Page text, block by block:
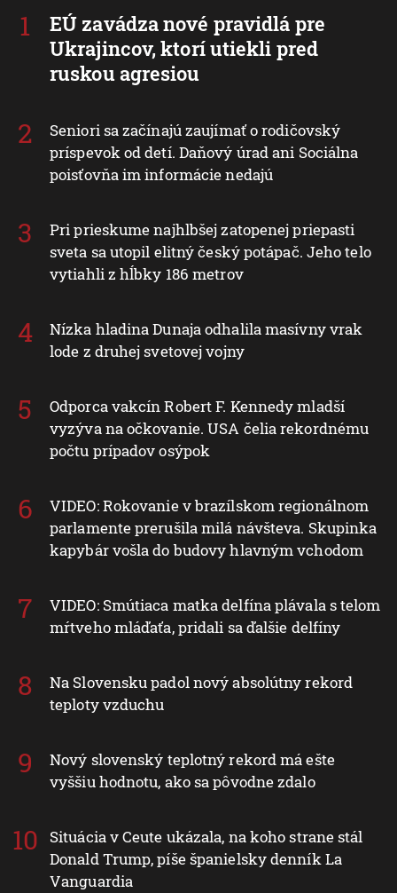
EÚ zavádza nové pravidlá pre
Ukrajincov, ktorí utiekli pred
ruskou agresiou
Seniori sa začínajú zaujímať o rodičovský
príspevok od detí. Daňový úrad ani Sociálna
poisťovňa im informácie nedajú
Pri prieskume najhlbšej zatopenej priepasti
sveta sa utopil elitný český potápač. Jeho telo
vytiahli z hĺbky 186 metrov
Nízka hladina Dunaja odhalila masívny vrak
lode z druhej svetovej vojny
Odporca vakcín Robert F. Kennedy mladší
vyzýva na očkovanie. USA čelia rekordnému
počtu prípadov osýpok
VIDEO: Rokovanie v brazílskom regionálnom
parlamente prerušila milá návšteva. Skupinka
kapybár vošla do budovy hlavným vchodom
VIDEO: Smútiaca matka delfína plávala s telom
mŕtveho mláďaťa, pridali sa ďalšie delfíny
Na Slovensku padol nový absolútny rekord
teploty vzduchu
Nový slovenský teplotný rekord má ešte
vyššiu hodnotu, ako sa pôvodne zdalo
Situácia v Ceute ukázala, na koho strane stál
Donald Trump, píše španielsky denník La
Vanguardia